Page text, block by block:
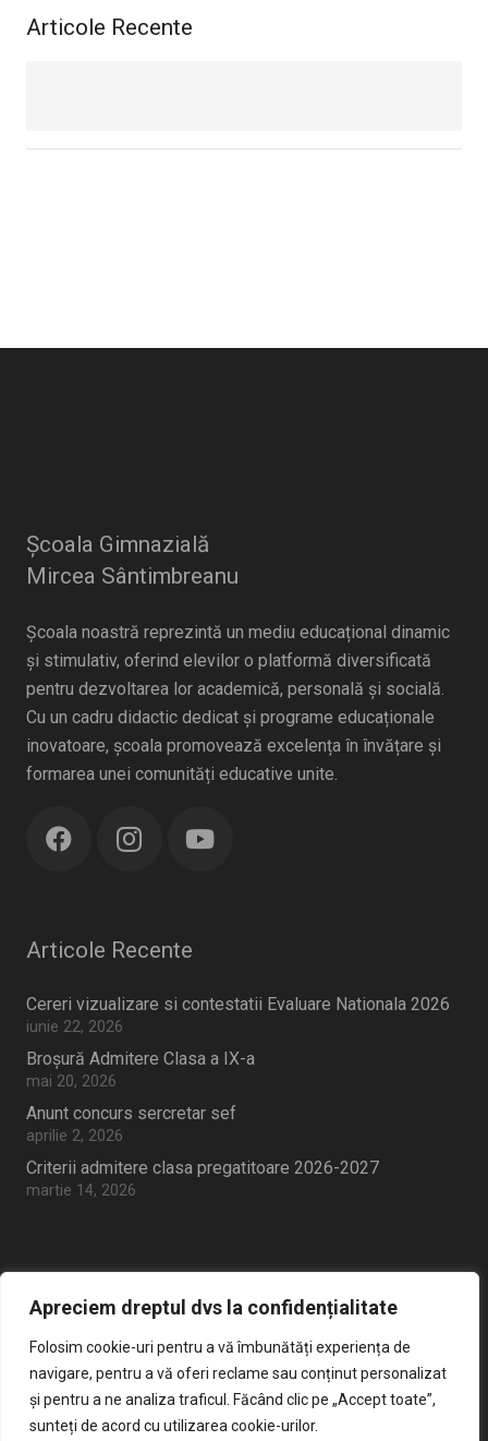
Apreciem dreptul dvs la confidențialitate
Folosim cookie-uri pentru a vă îmbunătăți experiența de
navigare, pentru a vă oferi reclame sau conținut personalizat
și pentru a ne analiza traficul. Făcând clic pe „Accept toate”,
sunteți de acord cu utilizarea cookie-urilor.
Articole Recente
Școala Gimnazială
Mircea Sântimbreanu
Școala noastră reprezintă un mediu educațional dinamic
și stimulativ, oferind elevilor o platformă diversificată
pentru dezvoltarea lor academică, personală și socială.
Cu un cadru didactic dedicat și programe educaționale
inovatoare, școala promovează excelența în învățare și
formarea unei comunități educative unite.
Articole Recente
Cereri vizualizare si contestatii Evaluare Nationala 2026
iunie 22, 2026
Broșură Admitere Clasa a IX-a
mai 20, 2026
Anunt concurs sercretar sef
aprilie 2, 2026
Criterii admitere clasa pregatitoare 2026-2027
martie 14, 2026
home
Șoseaua Alexandria Nr. 21, Sector 5,
București
mail Sc139ms@yahoo.com